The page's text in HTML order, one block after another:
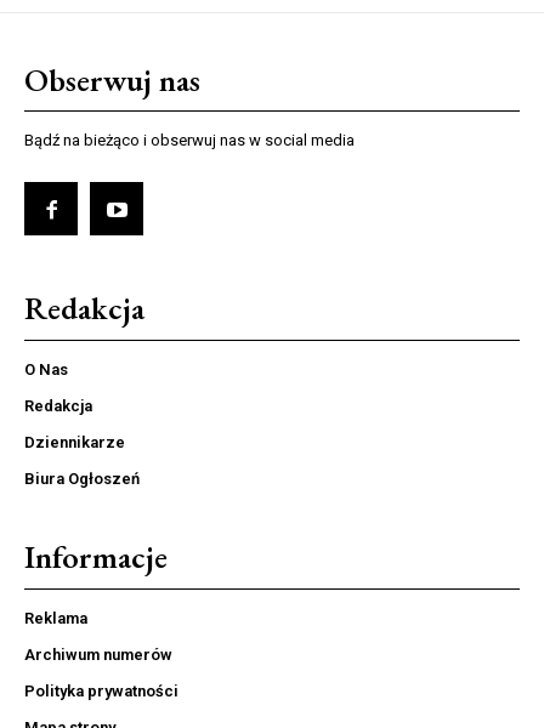
Obserwuj nas
Bądź na bieżąco i obserwuj nas w social media
Redakcja
O Nas
Redakcja
Dziennikarze
Biura Ogłoszeń
Informacje
Reklama
Archiwum numerów
Polityka prywatności